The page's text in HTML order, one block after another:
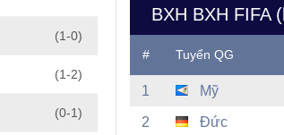
(1-0)
(1-2)
(0-1)
# Tuyển QG
1 Mỹ
2 Đức